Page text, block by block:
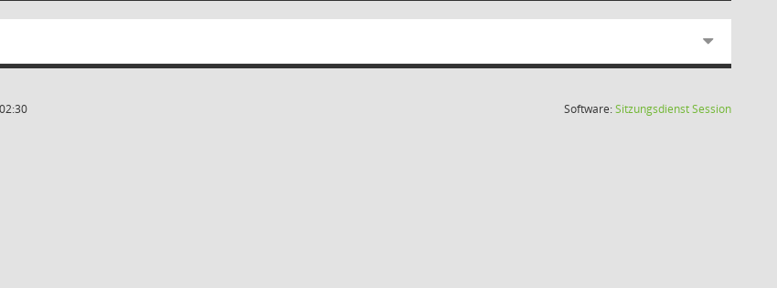
Software:SitzungsdienstSession(Wird in